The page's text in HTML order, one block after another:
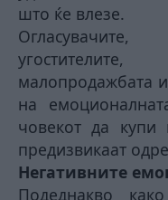
што ќе влезе.
малопродажбата
на
човекот да
предизвикаат
Негативните
Подеднакво